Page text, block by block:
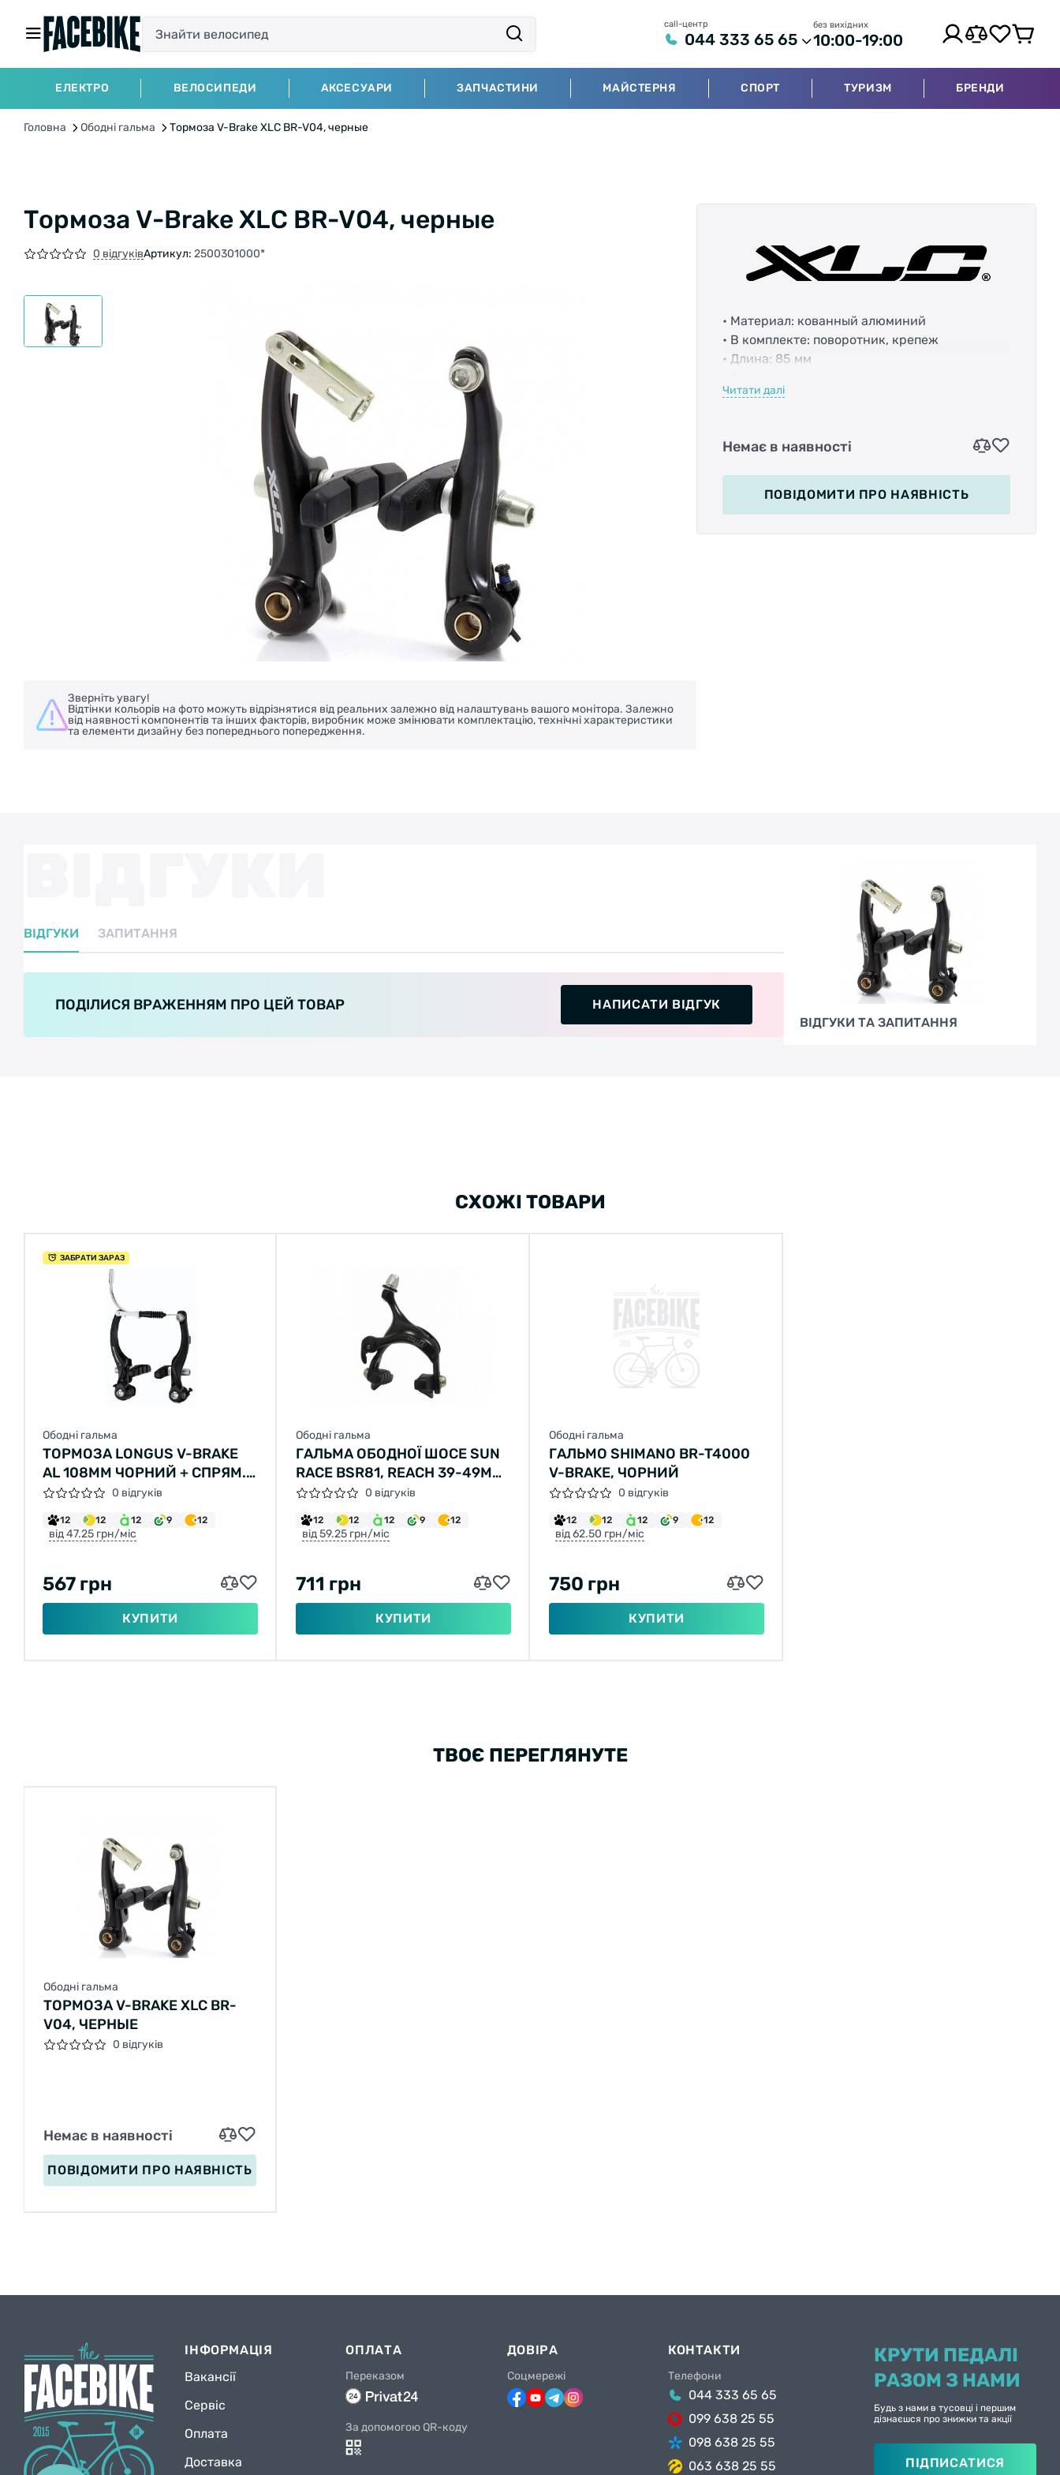
call-центр
044 333 65 65
без вихідних
10:00-19:00
ЕЛЕКТРО ВЕЛОСИПЕДИ АКСЕСУАРИ ЗАПЧАСТИНИ МАЙСТЕРНЯ СПОРТ ТУРИЗМ БРЕНДИ
Головна Ободні гальма Тормоза V-Brake XLC BR-V04, черные
Тормоза V-Brake XLC BR-V04, черные
0 відгуківАртикул: 2500301000*
Зверніть увагу!
Відтінки кольорів на фото можуть відрізнятися від реальних залежно від налаштувань вашого монітора. Залежно
від наявності компонентів та інших факторів, виробник може змінювати комплектацію, технічні характеристики
та елементи дизайну без попереднього попередження.
• Материал: кованный алюминий
• В комплекте: поворотник, крепеж
• Длина: 85 мм
колодок: 20,5 мм - 36,5 мм
Читати далі
Немає в наявності
ПОВІДОМИТИ ПРО НАЯВНІСТЬ
ВІДГУКИ ЗАПИТАННЯ
ПОДІЛИСЯ ВРАЖЕННЯМ ПРО ЦЕЙ ТОВАР
НАПИСАТИ ВІДГУК
ВІДГУКИ ТА ЗАПИТАННЯ
СХОЖІ ТОВАРИ
ЗАБРАТИ ЗАРАЗ
Ободні гальма
ТОРМОЗА LONGUS V-BRAKE
AL 108ММ ЧОРНИЙ + СПРЯМ.
ТРУБКА
0 відгуків
12 12 12 9 12
від 47.25 грн/міс
567 грн
КУПИТИ
Ободні гальма
ГАЛЬМА ОБОДНОЇ ШОСЕ SUN
RACE BSR81, REACH 39-49MM,
PIVOT 12MM, ПЕРЕДНІЙ,
ЧОРНИЙ
0 відгуків
12 12 12 9 12
від 59.25 грн/міс
711 грн
КУПИТИ
Ободні гальма
ГАЛЬМО SHIMANO BR-T4000
V-BRAKE, ЧОРНИЙ
0 відгуків
12 12 12 9 12
від 62.50 грн/міс
750 грн
КУПИТИ
ТВОЄ ПЕРЕГЛЯНУТЕ
Ободні гальма
ТОРМОЗА V-BRAKE XLC BR-
V04, ЧЕРНЫЕ
0 відгуків
Немає в наявності
ПОВІДОМИТИ ПРО НАЯВНІСТЬ
ІНФОРМАЦІЯ
Вакансії
Сервіс
Оплата
Доставка
ОПЛАТА
Переказом
За допомогою QR-коду
ДОВІРА
Соцмережі
КОНТАКТИ
Телефони
044 333 65 65
099 638 25 55
098 638 25 55
063 638 25 55
КРУТИ ПЕДАЛІ
РАЗОМ З НАМИ
Будь з нами в тусовці і першим
дізнаєшся про знижки та акції
ПІДПИСАТИСЯ